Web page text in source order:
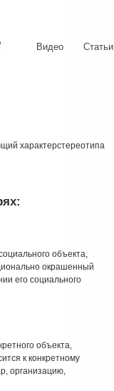
Видео Статьи
характерстереотипа
объекта,
окрашенный
его социального
объекта,
к конкретному
организацию,